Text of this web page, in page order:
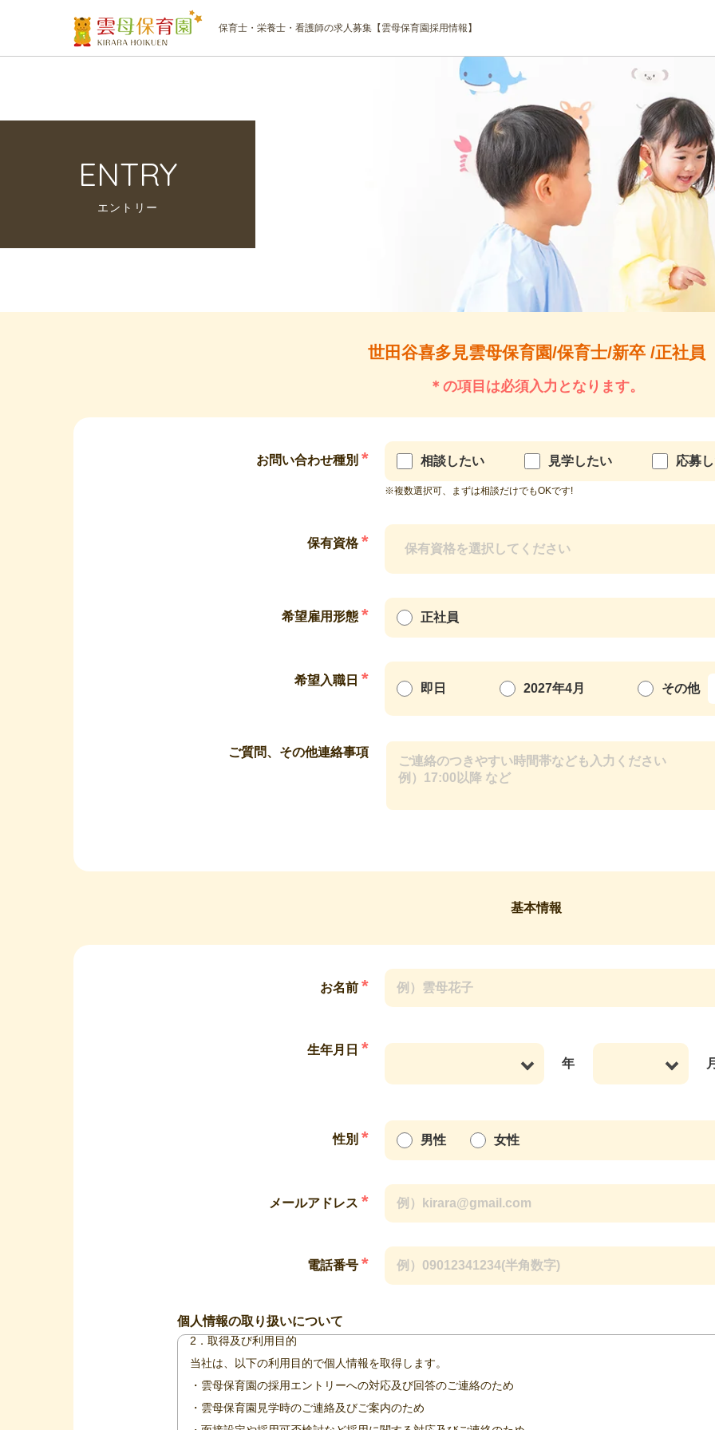
保育士・栄養士・看護師の求人募集【雲母保育園採用情報】
ENTRY
エントリー
世田谷喜多見雲母保育園/保育士/新卒 /正社員
＊の項目は必須入力となります。
お問い合わせ種別 * 相談したい 見学したい 応募
※複数選択可、まずは相談だけでもOKです!
保有資格*
希望雇用形態 * 正社員
希望入職日 * 即日 2027年4月 その他
ご質問、その他連絡事項
基本情報
お名前 *
生年月日 *
年
性別 * 男性 女性
メールアドレス *
電話番号 *
個人情報の取り扱いについて
個人情報の取り扱いについて
当社は、個人情報の取り扱いに当たっては細心の注意を払い、以下に掲げた通りに取り扱っております。
2．取得及び利用目的
当社は、以下の利用目的で個人情報を取得します。
・雲母保育園の採用エントリーへの対応及び回答のご連絡のため
・雲母保育園見学時のご連絡及びご案内のため